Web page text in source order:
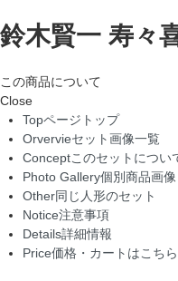
鈴木賢一 寿々
この商品について
Close
Topページトップ
Orvervieセット画像一覧
Conceptこのセットについ
Photo Gallery個別商品画像
Other同じ人形のセット
Notice注意事項
Details詳細情報
Price価格・カートはこちら